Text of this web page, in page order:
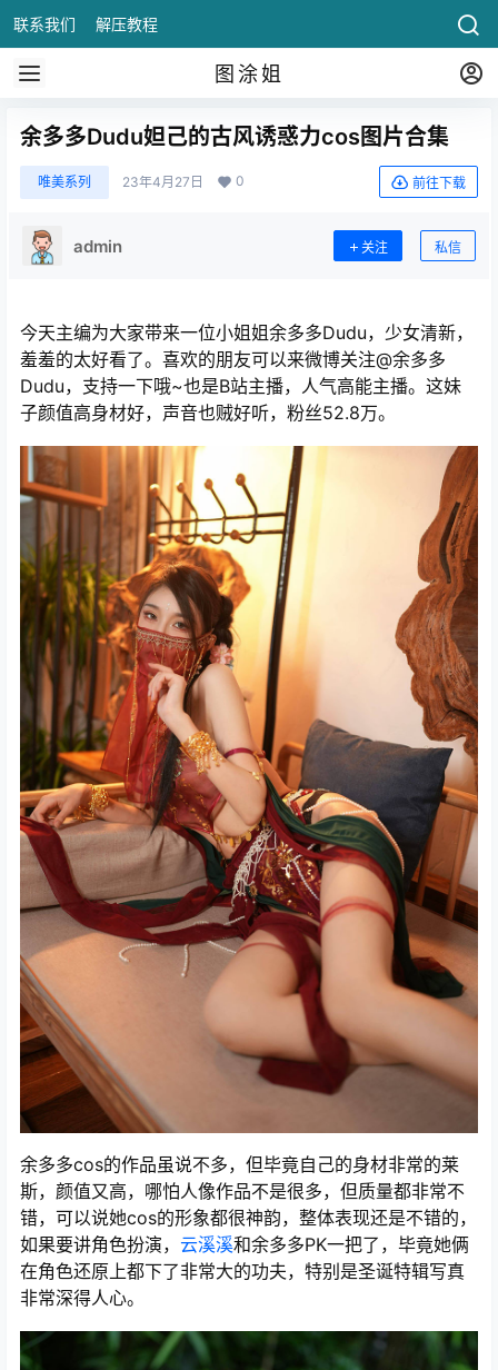
联系我们 解压教程
图涂姐
余多多Dudu妲己的古风诱惑力cos图片合集
唯美系列 23年4月27日 0 前往下载
admin 关注 私信
今天主编为大家带来一位小姐姐余多多Dudu，少女清新，
羞羞的太好看了。喜欢的朋友可以来微博关注@余多多
Dudu，支持一下哦~也是B站主播，人气高能主播。这妹
子颜值高身材好，声音也贼好听，粉丝52.8万。
余多多cos的作品虽说不多，但毕竟自己的身材非常的莱
斯，颜值又高，哪怕人像作品不是很多，但质量都非常不
错，可以说她cos的形象都很神韵，整体表现还是不错的，
如果要讲角色扮演， 云溪溪和余多多PK一把了，毕竟她俩
在角色还原上都下了非常大的功夫，特别是圣诞特辑写真
非常深得人心。